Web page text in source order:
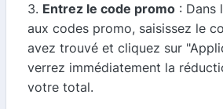
3. Entrez le code promo : Dans
aux codes promo, saisissez le
avez trouvé et cliquez sur
verrez immédiatement la
votre total.